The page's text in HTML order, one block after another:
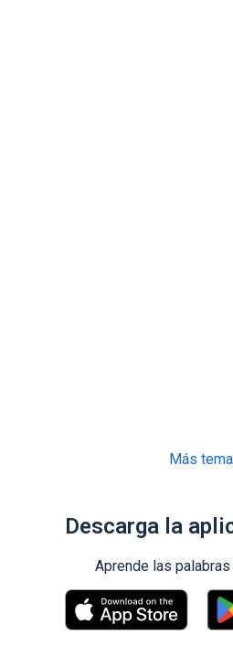
Más
Descarga la
Aprende las